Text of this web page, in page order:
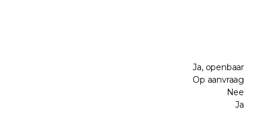
Ja, openbaar
Op aanvraag
Nee
Ja